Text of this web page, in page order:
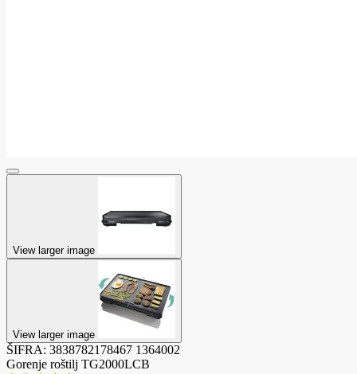
View larger image
View larger image
ŠIFRA: 3838782178467 1364002
Gorenje roštilj TG2000LCB